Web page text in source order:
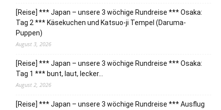
[Reise] *** Japan – unsere 3 wöchige Rundreise *** Osaka:
Tag 2 *** Käsekuchen und Katsuo-ji Tempel (Daruma-
Puppen)
August 3, 2026
[Reise] *** Japan – unsere 3 wöchige Rundreise *** Osaka:
Tag 1 *** bunt, laut, lecker…
August 2, 2026
[Reise] *** Japan – unsere 3 wöchige Rundreise *** Ausflug